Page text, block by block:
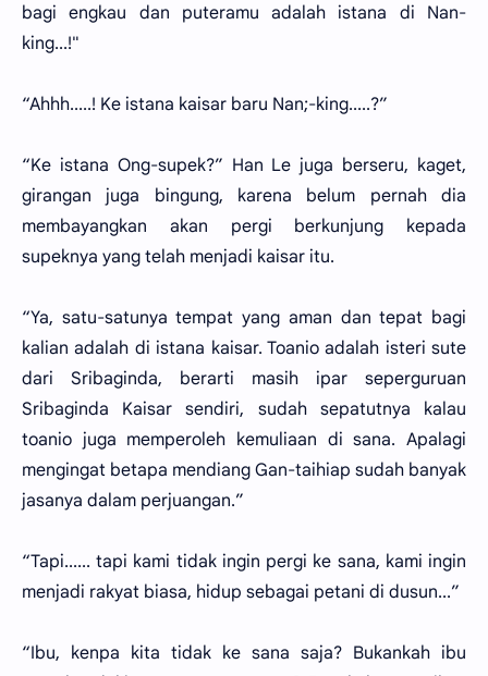
bagi engkau dan puteramu adalah istana di Nan-
king...!"
“Ahhh.....! Ke istana kaisar baru Nan;-king.....?”
“Ke istana Ong-supek?” Han Le juga berseru, kaget,
girangan juga bingung, karena belum pernah dia
membayangkan akan pergi berkunjung kepada
supeknya yang telah menjadi kaisar itu.
“Ya, satu-satunya tempat yang aman dan tepat bagi
kalian adalah di istana kaisar. Toanio adalah isteri sute
dari Sribaginda, berarti masih ipar seperguruan
Sribaginda Kaisar sendiri, sudah sepatutnya kalau
toanio juga memperoleh kemuliaan di sana. Apalagi
mengingat betapa mendiang Gan-taihiap sudah banyak
jasanya dalam perjuangan.”
“Tapi...... tapi kami tidak ingin pergi ke sana, kami ingin
menjadi rakyat biasa, hidup sebagai petani di dusun...”
“Ibu, kenpa kita tidak ke sana saja? Bukankah ibu